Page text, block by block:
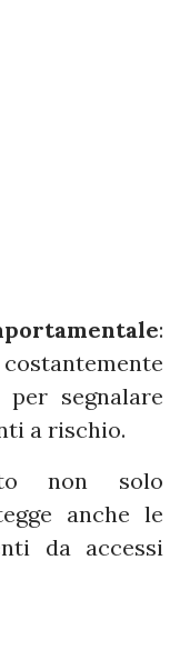
:
segnalare
a rischio.
non solo
anche le
da accessi